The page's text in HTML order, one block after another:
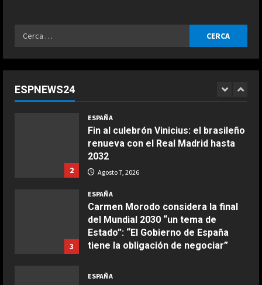
Ricerca
ESPNEWS24
1
2
ESPAÑA
Fin al culebrón Vinicius: el brasileño
renueva con el Real Madrid hasta
2032
Agosto 7, 2026
3
ESPAÑA
Carmen Morodo considera la final
del Mundial 2030 “un tema de
Estado”: “El Gobierno de España
tiene la obligación de negociar”
ESPAÑA
Ensalada de espinacas deliciosa
COCINA
Boquerones fritos en freidora de
aire
Aprile 24, 2026
Buñuelos de alcachofas